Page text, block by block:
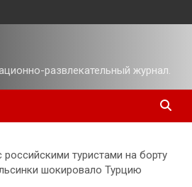
развлекательный журнал.
туристами на борту
шокировало Турцию